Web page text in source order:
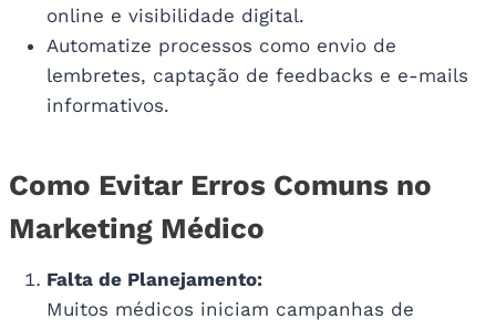
online e visibilidade digital.
Automatize processos como envio de
lembretes, captação de feedbacks e e-mails
informativos.
Como Evitar Erros Comuns no
Marketing Médico
Falta de Planejamento:
Muitos médicos iniciam campanhas de